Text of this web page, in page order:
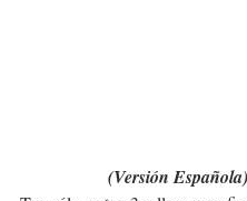
(Versión Española)